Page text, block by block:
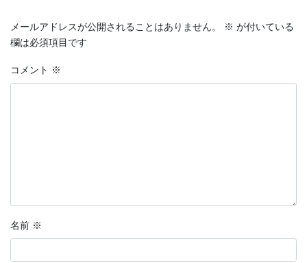
メールアドレスが公開されることはありません。 ※ が付いている
欄は必須項目です
コメント ※
名前 ※